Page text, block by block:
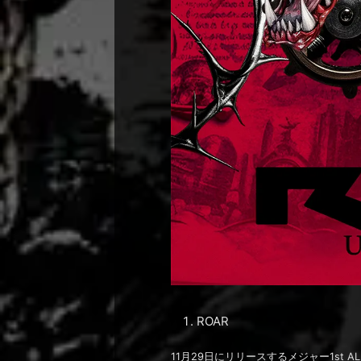
ROAR
11月29日にリリースするメジャー1st